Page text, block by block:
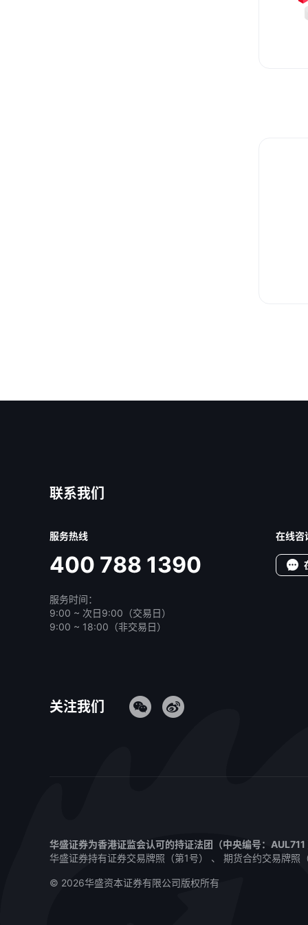
联系我们
服务热线
400 788 1390
服务时间：
9:00 ~ 次日9:00（交易日）
9:00 ~ 18:00（非交易日）
在线咨
关注我们
华盛证券为香港证监会认可的持证法团（中央编号：
华盛证券持有证券交易牌照（第1号） 、 期货合约交易牌
© 2026华盛资本证券有限公司版权所有